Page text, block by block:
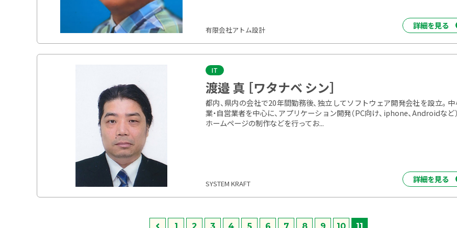
有限会社アトム設計 詳細を見る
IT
渡邉 真 ［ワタナベ シン］
都内、県内の会社で20年間勤務後、独立してソフトウェア開発会社を設立。
業・自営業者を中心に、アプリケーション開発（PC向け、iphone、Androidなど）
ホームページの制作などを行ってお...
SYSTEM KRAFT 詳細を見る